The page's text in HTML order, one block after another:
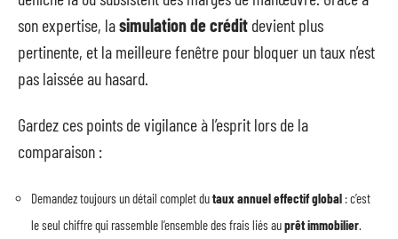
son expertise, lasimulation de crédit devient plus
pertinente, et la meilleure fenêtre pour bloquer un taux n’est
pas laissée au hasard.
Gardez ces points de vigilance à l’esprit lors de la
comparaison :
Demandez toujours un détail complet dutaux annuel effectif global : c’est
le seul chiffre qui rassemble l’ensemble des frais liés auprêt immobilier